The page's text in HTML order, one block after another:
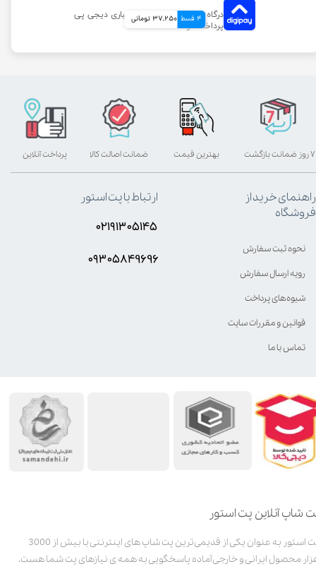
4 قسط 37,250 تومانی
شاپ آنلاین پت استور
پت استور به عنوان یکی از قدیمی‌ترین پت شاپ های اینترنتی با بیش از 3000
محصول ایرانی و خارجی آماده پاسخگویی به همه ی نیازهای پت شما هست.
بهترین قیمت پرداخت آنلاین ۷ روز ضمانت بازگشت ضمانت اصالت کالا
راهنمای خرید از
فروشگاه
نحوه ثبت سفارش
رویه ارسال سفارش
شیوه‌های پرداخت
قوانین و مقررات سایت
تماس با ما
ارتباط با پت استور
۰۲۱۹۱۳۰۵۱۴۵
۰۹۳۰۵8۴9696